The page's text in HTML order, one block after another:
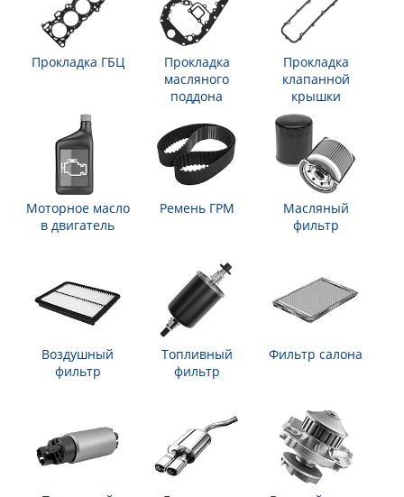
Прокладка ГБЦ
Прокладка
масляного
поддона
Прокладка
клапанной
крышки
Моторное масло
в двигатель
Ремень ГРМ
Масляный
фильтр
Воздушный
фильтр
Топливный
фильтр
Фильтр салона